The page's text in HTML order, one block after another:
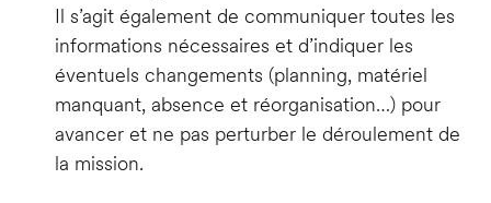
Il s’agit également de communiquer toutes les
informations nécessaires et d’indiquer les
éventuels changements (planning, matériel
manquant, absence et réorganisation…) pour
avancer et ne pas perturber le déroulement de
la mission.